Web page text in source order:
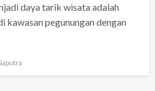
daya tarik wisata adalah
kawasan pegunungan dengan